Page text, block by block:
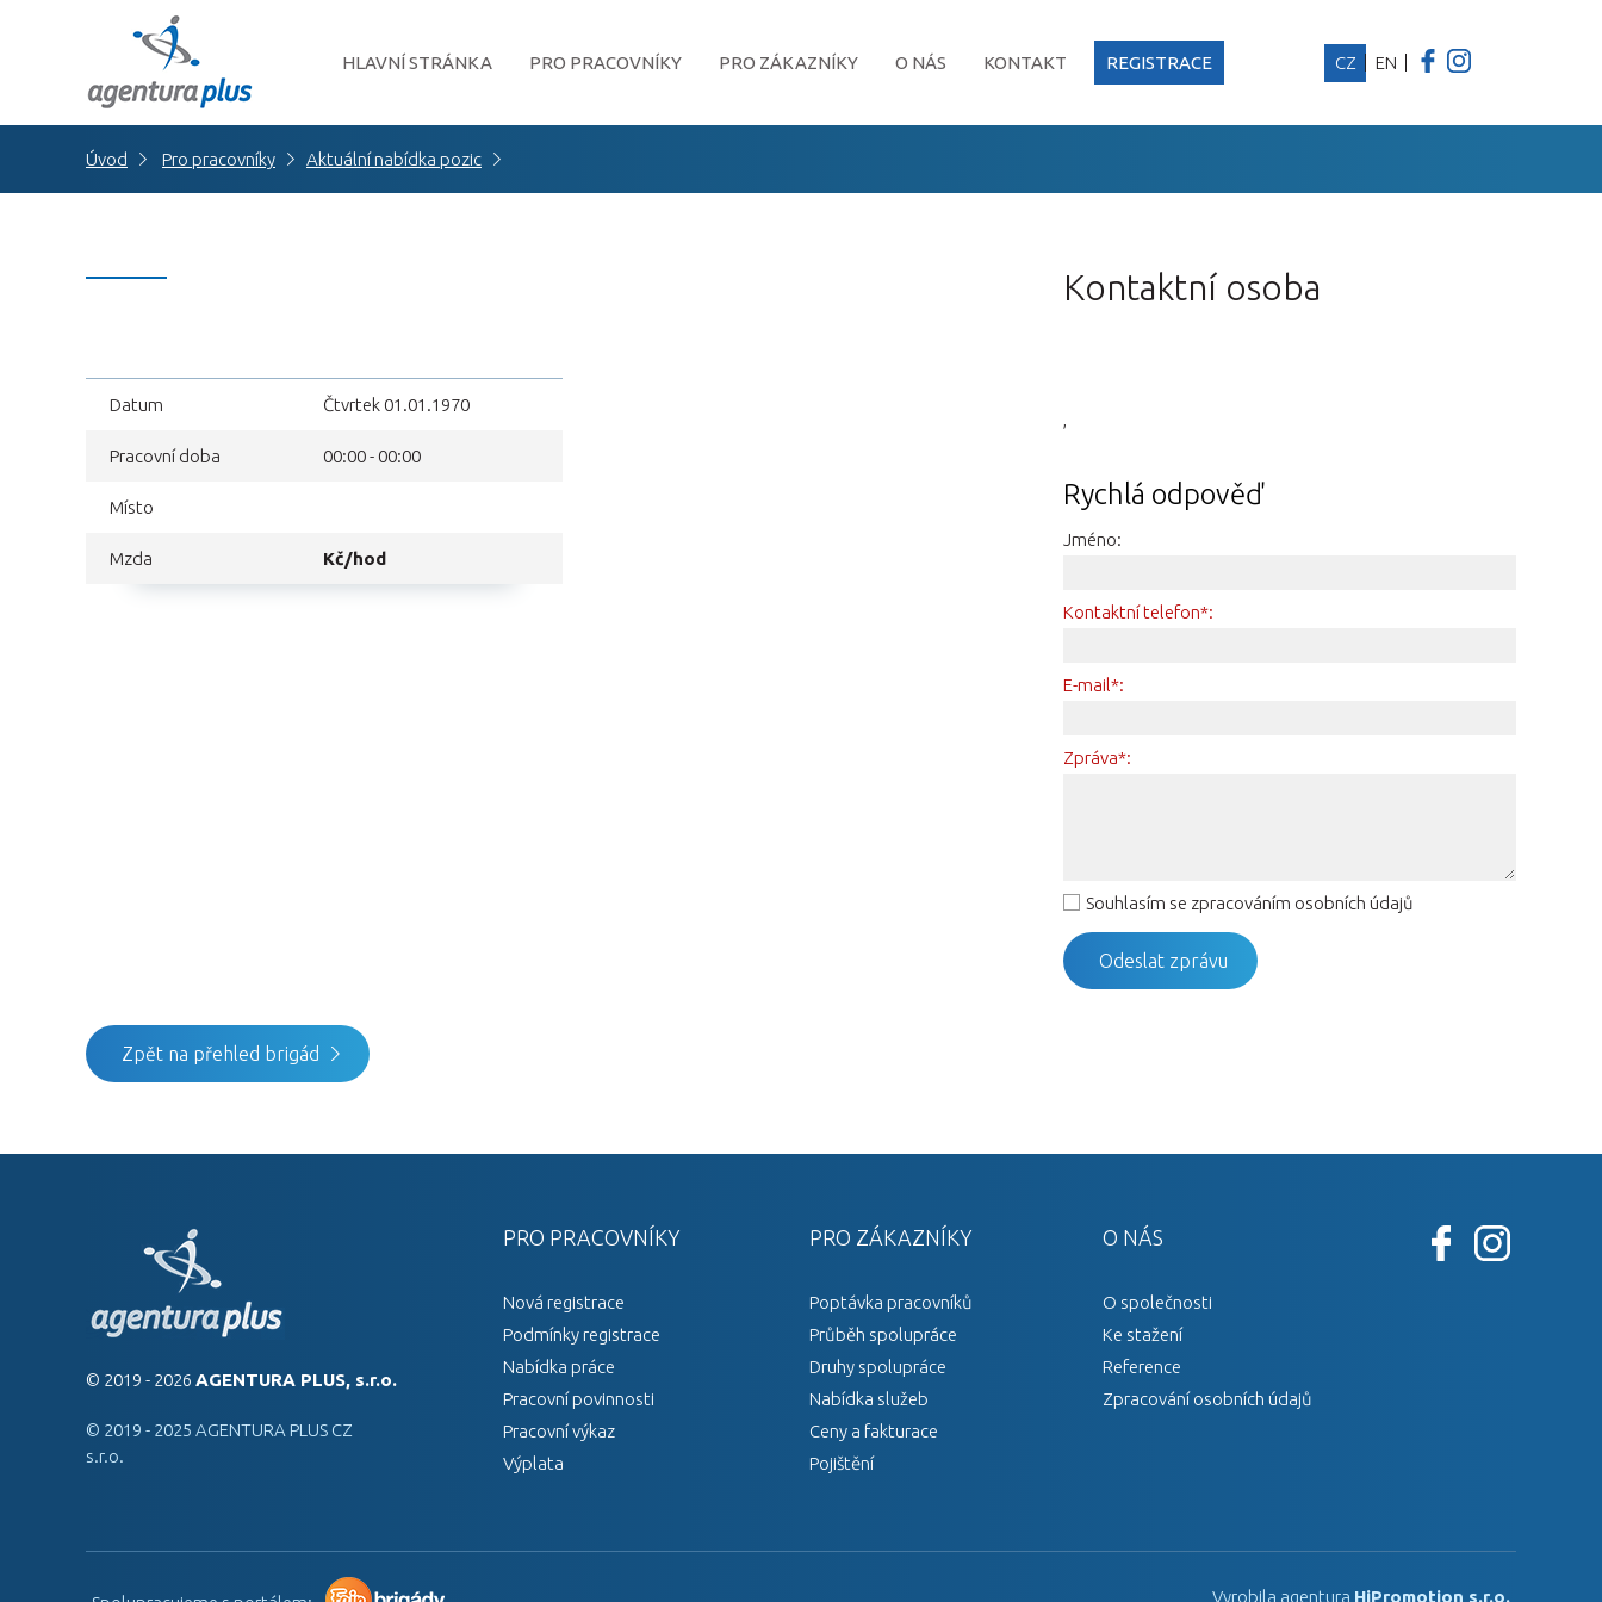
HLAVNÍ STRÁNKA PRO PRACOVNÍKY PRO ZÁKAZNÍKY O NÁS KONTAKT REGISTRACE CZ EN
Úvod Pro pracovníky Aktuální nabídka pozic
Datum Čtvrtek 01.01.1970
Pracovní doba 00:00 - 00:00
Místo
Mzda Kč/hod
Kontaktní osoba
Rychlá odpověď
Jméno:
Kontaktní telefon*:
E-mail*:
Zpráva*:
Souhlasím se zpracováním osobních údajů
Zpět na přehled brigád
© 2019 - 2026 AGENTURA PLUS, s.r.o.
© 2019 - 2025 AGENTURA PLUS CZ
s.r.o.
PRO PRACOVNÍKY
Nová registrace
Podmínky registrace
Nabídka práce
Pracovní povinnosti
Pracovní výkaz
Výplata
PRO ZÁKAZNÍKY
Poptávka pracovníků
Průběh spolupráce
Druhy spolupráce
Nabídka služeb
Ceny a fakturace
Pojištění
O NÁS
O společnosti
Ke stažení
Reference
Zpracování osobních údajů
Vyrobila agentura HiPromotion s.r.o.